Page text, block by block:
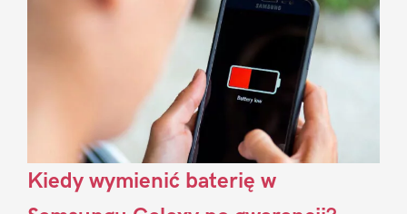
Kiedy wymienić baterię w